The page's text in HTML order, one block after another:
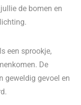
de bomen en
een sprookje,
De
geweldig gevoel en